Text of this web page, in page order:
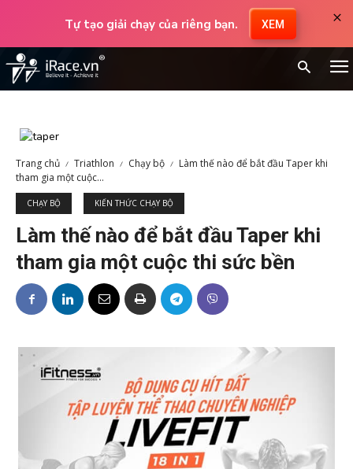
Tự tạo giải chạy của riêng bạn. XEM ×
Trang chủ Triathlon Chạy bộ
Làm thế nào để bắt đầu Taper khi
tham gia một cuộc...
CHẠY BỘ KIẾN THỨC CHẠY BỘ
Làm thế nào để bắt đầu Taper khi
tham gia một cuộc thi sức bền